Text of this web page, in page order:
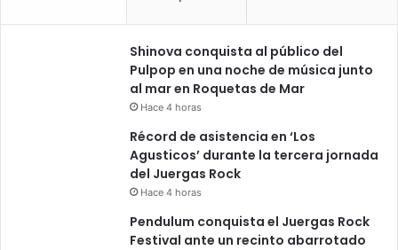
Shinova conquista al público del
Pulpop en una noche de música junto
al mar en Roquetas de Mar
Hace 4 horas
Récord de asistencia en ‘Los
Agusticos’ durante la tercera jornada
del Juergas Rock
Hace 4 horas
Pendulum conquista el Juergas Rock
Festival ante un recinto abarrotado